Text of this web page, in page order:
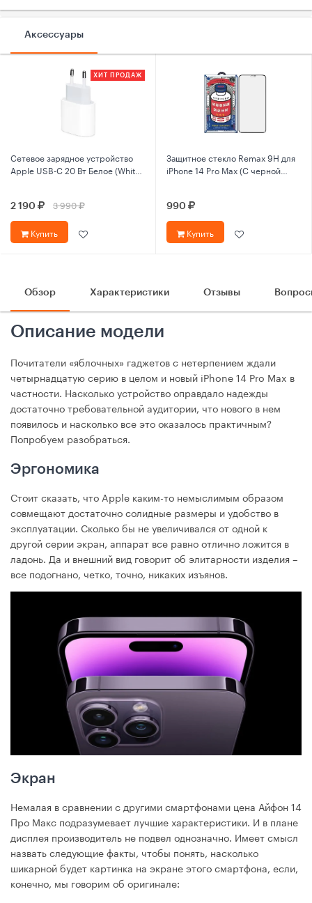
Аксессуары
ХИТ ПРОДАЖ
Сетевое зарядное устройство
Apple USB-C 20 Вт Белое (White)
2 190 3 990
Купить
Защитное стекло Remax 9Н для
iPhone 14 Pro Max (С черной
990
Купить
Обзор Характеристики Отзывы
Описание модели
Почитатели «яблочных» гаджетов с нетерпением ждали
четырнадцатую серию в целом и новый iPhone 14 Pro Max в
частности. Насколько устройство оправдало надежды
достаточно требовательной аудитории, что нового в нем
появилось и насколько все это оказалось практичным?
Попробуем разобраться.
Эргономика
Стоит сказать, что Apple каким-то немыслимым образом
совмещают достаточно солидные размеры и удобство в
эксплуатации. Сколько бы не увеличивался от одной к
другой серии экран, аппарат все равно отлично ложится в
ладонь. Да и внешний вид говорит об элитарности изделия –
все подогнано, четко, точно, никаких изъянов.
Экран
Немалая в сравнении с другими смартфонами цена Айфон 14
Про Макс подразумевает лучшие характеристики. И в плане
дисплея производитель не подвел однозначно. Имеет смысл
назвать следующие факты, чтобы понять, насколько
шикарной будет картинка на экране этого смартфона, если,
конечно, мы говорим об оригинале: